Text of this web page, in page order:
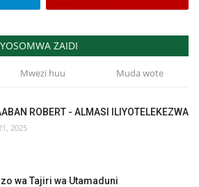
ZAIDI
Mwezi huu Muda wote
ROBERT - ALMASI ILIYOTELEKEZWA
2025
wa Tajiri wa Utamaduni